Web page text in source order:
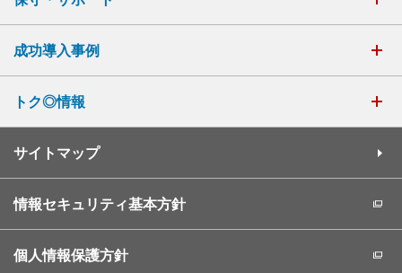
成功導入事例
トク◎情報
サイトマップ
情報セキュリティ基本方針
個人情報保護方針